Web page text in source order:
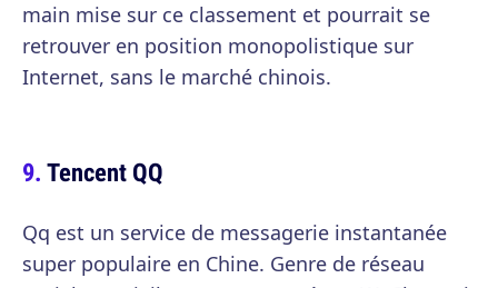
main mise sur ce classement et pourrait se
retrouver en position monopolistique sur
Internet, sans le marché chinois.
Tencent QQ
Qq est un service de messagerie instantanée
super populaire en Chine. Genre de réseau